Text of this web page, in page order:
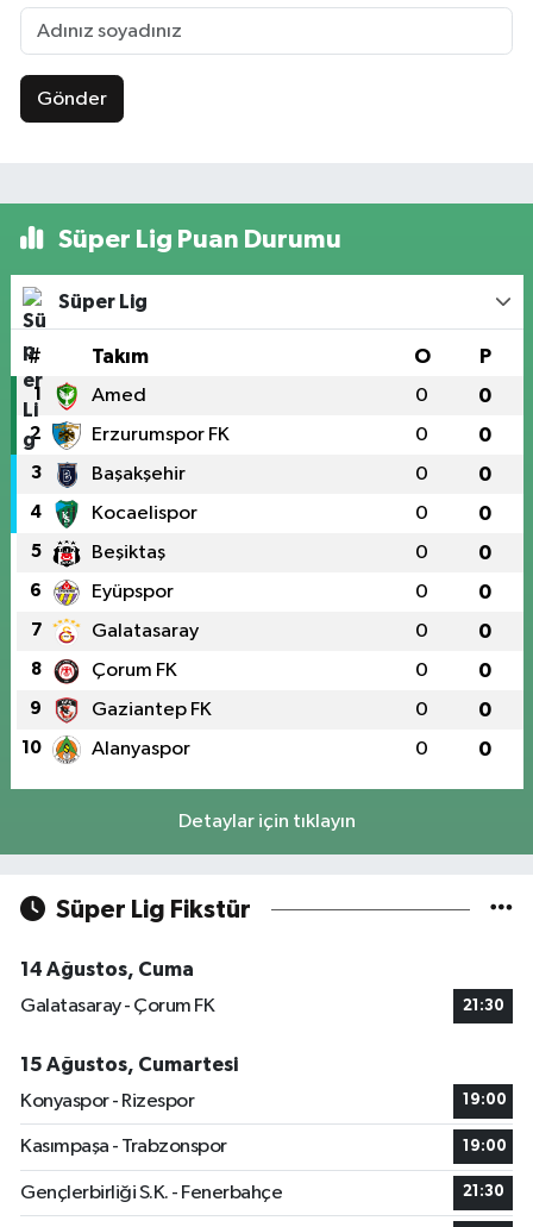
Gönder
Süper Lig Puan Durumu
Süper Lig
# Takım O P
1 Amed 0 0
2 Erzurumspor FK 0 0
3 Başakşehir 0 0
4 Kocaelispor 0 0
5 Beşiktaş 0 0
6 Eyüpspor 0 0
7 Galatasaray 0 0
8 Çorum FK 0 0
9 Gaziantep FK 0 0
10 Alanyaspor 0 0
Detaylar için tıklayın
Süper Lig Fikstür
14 Ağustos, Cuma
Galatasaray - Çorum FK
21:30
15 Ağustos, Cumartesi
Konyaspor - Rizespor
19:00
Kasımpaşa - Trabzonspor 19:00
Gençlerbirliği S.K. - Fenerbahçe 21:30